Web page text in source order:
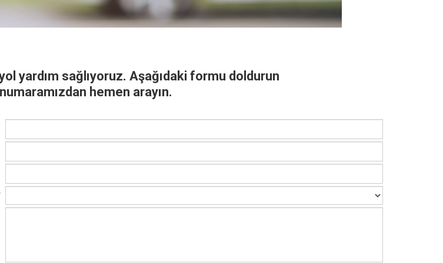
yardım sağlıyoruz. Aşağıdaki formu doldurun
hemen arayın.